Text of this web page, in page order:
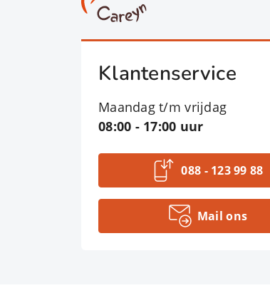
Klantenservice
Maandag t/m vrijdag
08:00 - 17:00 uur
088 - 123 99 88
Mail ons